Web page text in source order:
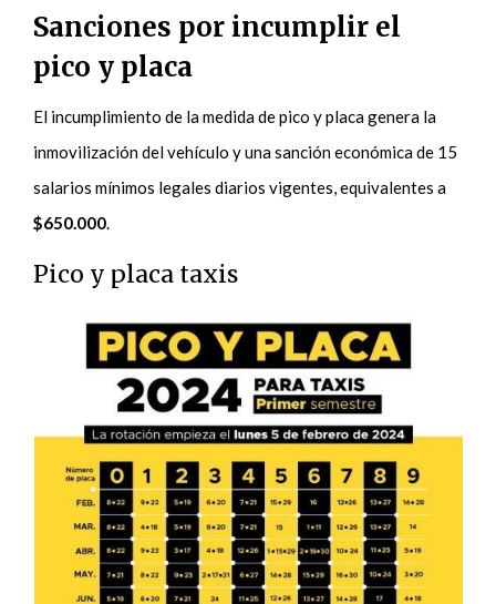
Sanciones por incumplir el
pico y placa
El incumplimiento de la medida de pico y placa genera la
inmovilización del vehículo y una sanción económica de 15
salarios mínimos legales diarios vigentes, equivalentes a
$650.000.
Pico y placa taxis